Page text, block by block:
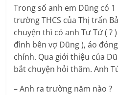
Trong số anh em Dũng có
trường THCS của Thị trấn
chuyện thì có anh Tư Tứ ( ?
đình bên vợ Dũng ), áo
chỉnh. Qua giới thiệu của
bắt chuyện hỏi thăm. Anh
– Anh ra trường năm nào ?